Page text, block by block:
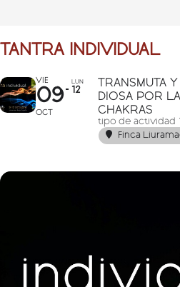
TANTRA INDIVIDUAL
VIE
09
OCT
LUN
12
TRANSMUTA
DIOSA POR
CHAKRAS
tipo de actividad
Finca